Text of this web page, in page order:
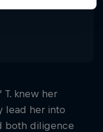
T. knew her
lead her into
both diligence